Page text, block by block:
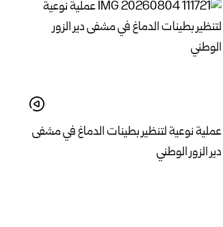
عملية نوعية لتنظير بطينات الدماغ في مشفى
دير الزور الوطني